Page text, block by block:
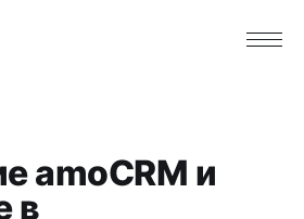
amoCRM и
в